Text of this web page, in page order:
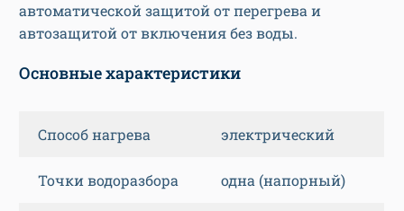
автоматической защитой от перегрева и
автозащитой от включения без воды.
Основные характеристики
Способ нагрева электрический
Точки водоразбора одна (напорный)